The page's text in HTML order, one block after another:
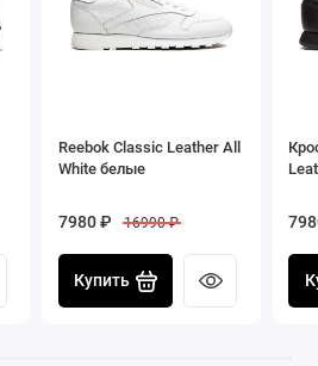
Reebok Classic Leather All
White белые
7980 ₽ 16990 ₽
Купить